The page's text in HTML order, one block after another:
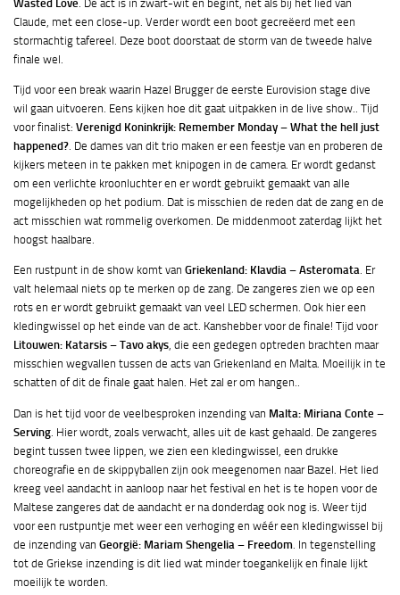
Wasted Love. De act is in zwart-wit en begint, net als bij het lied van
Claude, met een close-up. Verder wordt een boot gecreëerd met een
stormachtig tafereel. Deze boot doorstaat de storm van de tweede halve
finale wel.
Tijd voor een break waarin Hazel Brugger de eerste Eurovision stage dive
wil gaan uitvoeren. Eens kijken hoe dit gaat uitpakken in de live show.. Tijd
voor finalist: Verenigd Koninkrijk: Remember Monday – What the hell just
happened?. De dames van dit trio maken er een feestje van en proberen de
kijkers meteen in te pakken met knipogen in de camera. Er wordt gedanst
om een verlichte kroonluchter en er wordt gebruikt gemaakt van alle
mogelijkheden op het podium. Dat is misschien de reden dat de zang en de
act misschien wat rommelig overkomen. De middenmoot zaterdag lijkt het
hoogst haalbare.
Een rustpunt in de show komt van Griekenland: Klavdia – Asteromata. Er
valt helemaal niets op te merken op de zang. De zangeres zien we op een
rots en er wordt gebruikt gemaakt van veel LED schermen. Ook hier een
kledingwissel op het einde van de act. Kanshebber voor de finale! Tijd voor
Litouwen: Katarsis – Tavo akys, die een gedegen optreden brachten maar
misschien wegvallen tussen de acts van Griekenland en Malta. Moeilijk in te
schatten of dit de finale gaat halen. Het zal er om hangen..
Dan is het tijd voor de veelbesproken inzending van Malta: Miriana Conte –
Serving . Hier wordt, zoals verwacht, alles uit de kast gehaald. De zangeres
begint tussen twee lippen, we zien een kledingwissel, een drukke
choreografie en de skippyballen zijn ook meegenomen naar Bazel. Het lied
kreeg veel aandacht in aanloop naar het festival en het is te hopen voor de
Maltese zangeres dat de aandacht er na donderdag ook nog is. Weer tijd
voor een rustpuntje met weer een verhoging en wéér een kledingwissel bij
de inzending van Georgië: Mariam Shengelia – Freedom . In tegenstelling
tot de Griekse inzending is dit lied wat minder toegankelijk en finale lijkt
moeilijk te worden.